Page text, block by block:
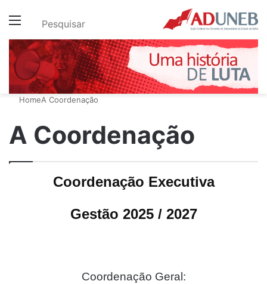
Menu Pesquisar
HomeA Coordenação
A Coordenação
Coordenação Executiva
Gestão 2025 / 2027
Coordenação Geral: